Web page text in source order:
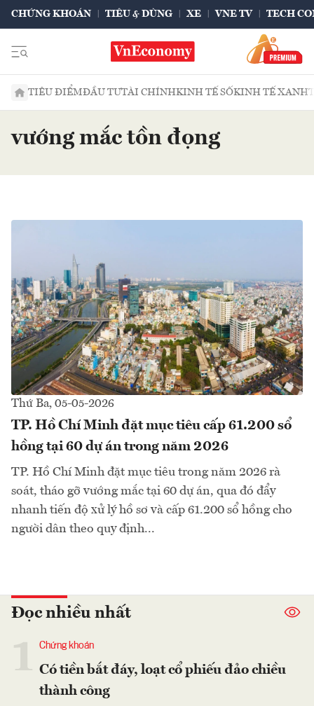
CHỨNG KHOÁN TIÊU & DÙNG XE VNE TV TECH
TIÊU ĐIỂMĐẦU TƯTÀI CHÍNHKINH TẾ SỐKINH TẾ XANH
vướng mắc tồn đọng
Thứ Ba, 05-05-2026
TP. Hồ Chí Minh đặt mục tiêu cấp 61.200 sổ
hồng tại 60 dự án trong năm 2026
TP. Hồ Chí Minh đặt mục tiêu trong năm 2026 rà
soát, tháo gỡ vướng mắc tại 60 dự án, qua đó đẩy
nhanh tiến độ xử lý hồ sơ và cấp 61.200 sổ hồng cho
người dân theo quy định...
Đọc nhiều nhất
Chứng khoán
Có tiền bắt đáy, loạt cổ phiếu đảo chiều
thành công